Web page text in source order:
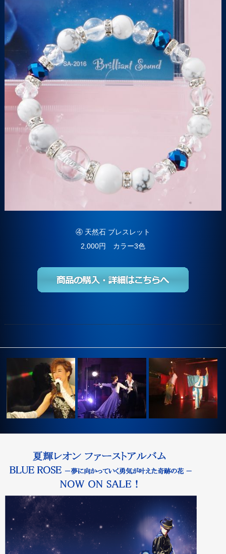
④ 天然石 ブレスレット
2,000円 カラー3色
2015年10月11日第2回夏輝レ
オンコ…
2017年4月9日 あろーれ
2015年8月24日 RCR ア
ブ…